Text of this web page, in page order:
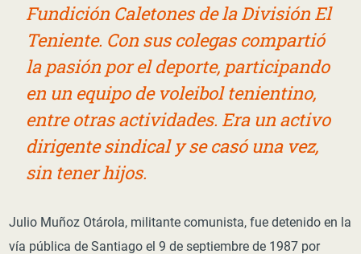
Fundición Caletones de la División El
Teniente. Con sus colegas compartió
la pasión por el deporte, participando
en un equipo de voleibol tenientino,
entre otras actividades. Era un activo
dirigente sindical y se casó una vez,
sin tener hijos.
Julio Muñoz Otárola, militante comunista, fue detenido en la
vía pública de Santiago el 9 de septiembre de 1987 por